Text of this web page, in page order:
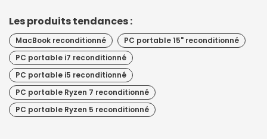
Les produits tendances :
MacBook reconditionné
PC portable 15" reconditionné
PC portable i7 reconditionné
PC portable i5 reconditionné
PC portable Ryzen 7 reconditionné
PC portable Ryzen 5 reconditionné